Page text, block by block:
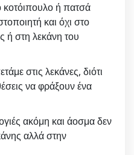
κοτόιπουλο ή πατσά
και όχι στο
ή στη λεκάνη του
στις λεκάνες, διότι
να φράξουν ένα
ακόμη και άοσμα δεν
αλλά στην